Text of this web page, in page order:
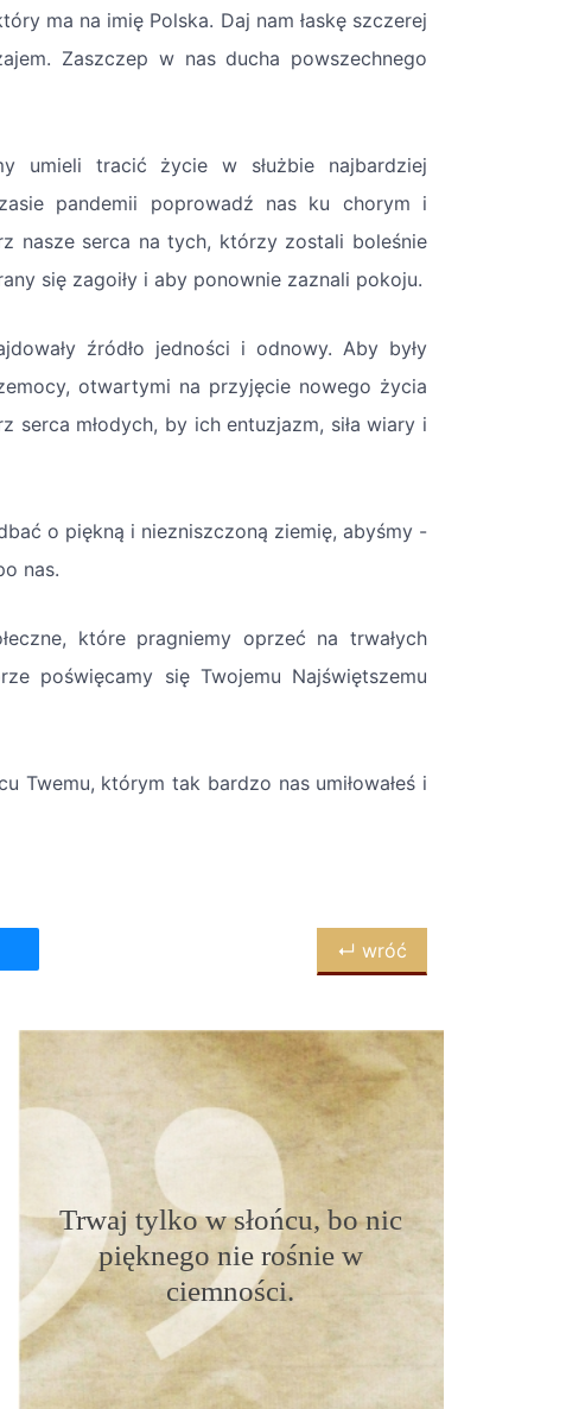
ma na imię Polska. Daj nam łaskę szczerej
Zaszczep w nas ducha powszechnego
umieli tracić życie w służbie najbardziej
pandemii poprowadź nas ku chorym i
nasze serca na tych, którzy zostali boleśnie
się zagoiły i aby ponownie zaznali pokoju.
źródło jedności i odnowy. Aby były
otwartymi na przyjęcie nowego życia
młodych, by ich entuzjazm, siła wiary i
o piękną i niezniszczoną ziemię, abyśmy -
nas.
które pragniemy oprzeć na trwałych
poświęcamy się Twojemu Najświętszemu
Twemu, którym tak bardzo nas umiłowałeś i
↵ wróć
Trwaj tylko w słońcu, bo nic
pięknego nie rośnie w
ciemności.